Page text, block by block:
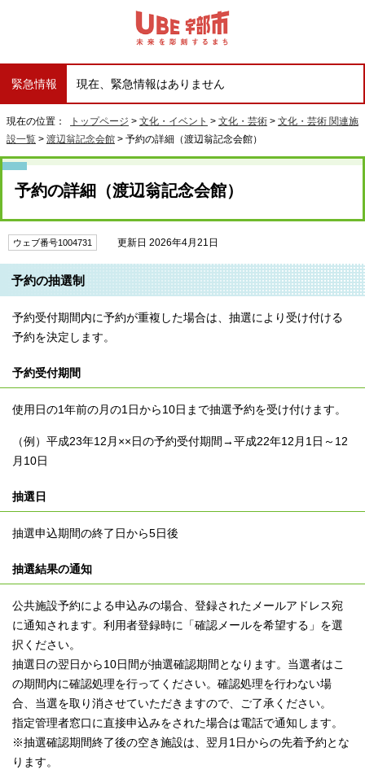
緊急情報 現在、緊急情報はありません
現在の位置： トップページ > 文化・イベント > 文化・芸術 > 文化・芸術 関連施
設一覧 > 渡辺翁記念会館 > 予約の詳細（渡辺翁記念会館）
予約の詳細（渡辺翁記念会館）
ウェブ番号1004731 更新日 2026年4月21日
予約の抽選制
予約受付期間内に予約が重複した場合は、抽選により受け付ける
予約を決定します。
予約受付期間
使用日の1年前の月の1日から10日まで抽選予約を受け付けます。
（例）平成23年12月××日の予約受付期間→平成22年12月1日～12
月10日
抽選日
抽選申込期間の終了日から5日後
抽選結果の通知
公共施設予約による申込みの場合、登録されたメールアドレス宛
に通知されます。利用者登録時に「確認メールを希望する」を選
択ください。
抽選日の翌日から10日間が抽選確認期間となります。当選者はこ
の期間内に確認処理を行ってください。確認処理を行わない場
合、当選を取り消させていただきますので、ご了承ください。
指定管理者窓口に直接申込みをされた場合は電話で通知します。
※抽選確認期間終了後の空き施設は、翌月1日からの先着予約とな
ります。